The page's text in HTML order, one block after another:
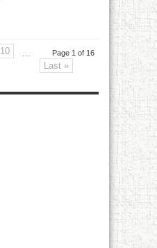
Page 1 of 16
10
...
Last »